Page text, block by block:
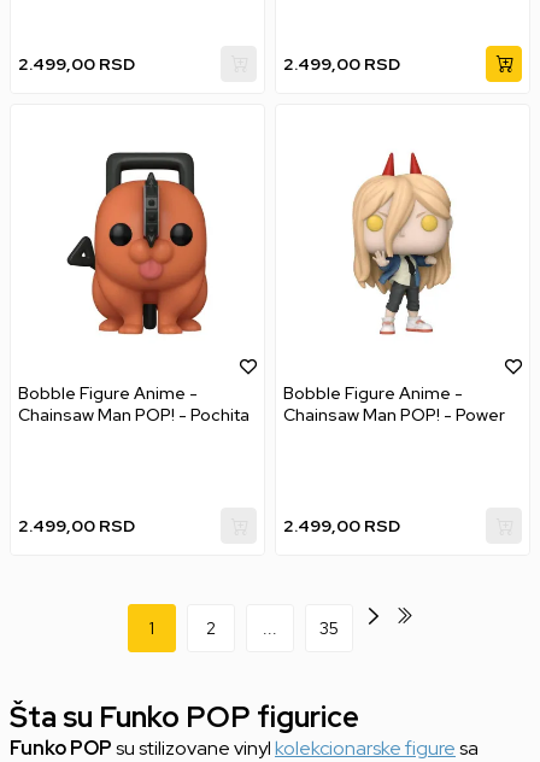
2.499,00 RSD 2.499,00 RSD
Bobble Figure Anime -
Chainsaw Man POP! - Pochita
2.499,00 RSD
Bobble Figure Anime -
Chainsaw Man POP! - Power
2.499,00 RSD
1 2 ... 35
Šta su Funko POP figurice
Funko POPsu stilizovane vinylkolekcionarske figuresa